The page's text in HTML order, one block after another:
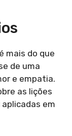
mais do que
de uma
e empatia.
as lições
em